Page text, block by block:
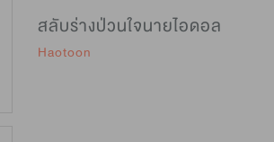
สลับร่างป่วนใจนายไอดอล
Haotoon